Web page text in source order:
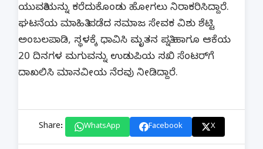
ಯುವತಿಯನ್ನು ಕರೆದುಕೊಂಡು ಹೋಗಲು ನಿರಾಕರಿಸಿದ್ದಾರೆ.
ಘಟನೆಯ ಮಾಹಿತಿ ಪಡೆದ ಸಮಾಜ ಸೇವಕ ವಿಶು ಶೆಟ್ಟಿ
ಅಂಬಲಪಾಡಿ, ಸ್ಥಳಕ್ಕೆ ಧಾವಿಸಿ ಮೃತನ ಪತ್ನಿ ಹಾಗೂ ಆಕೆಯ
20 ದಿನಗಳ ಮಗುವನ್ನು ಉಡುಪಿಯ ಸಖಿ ಸೆಂಟರ್‌ಗೆ
ದಾಖಲಿಸಿ ಮಾನವೀಯ ನೆರವು ನೀಡಿದ್ದಾರೆ.
Share: WhatsApp Facebook X